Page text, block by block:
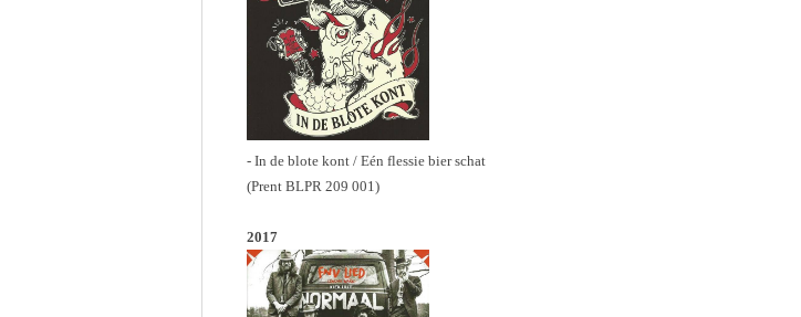
- In de blote kont / Eén flessie bier schat
(Prent BLPR 209 001)
2017